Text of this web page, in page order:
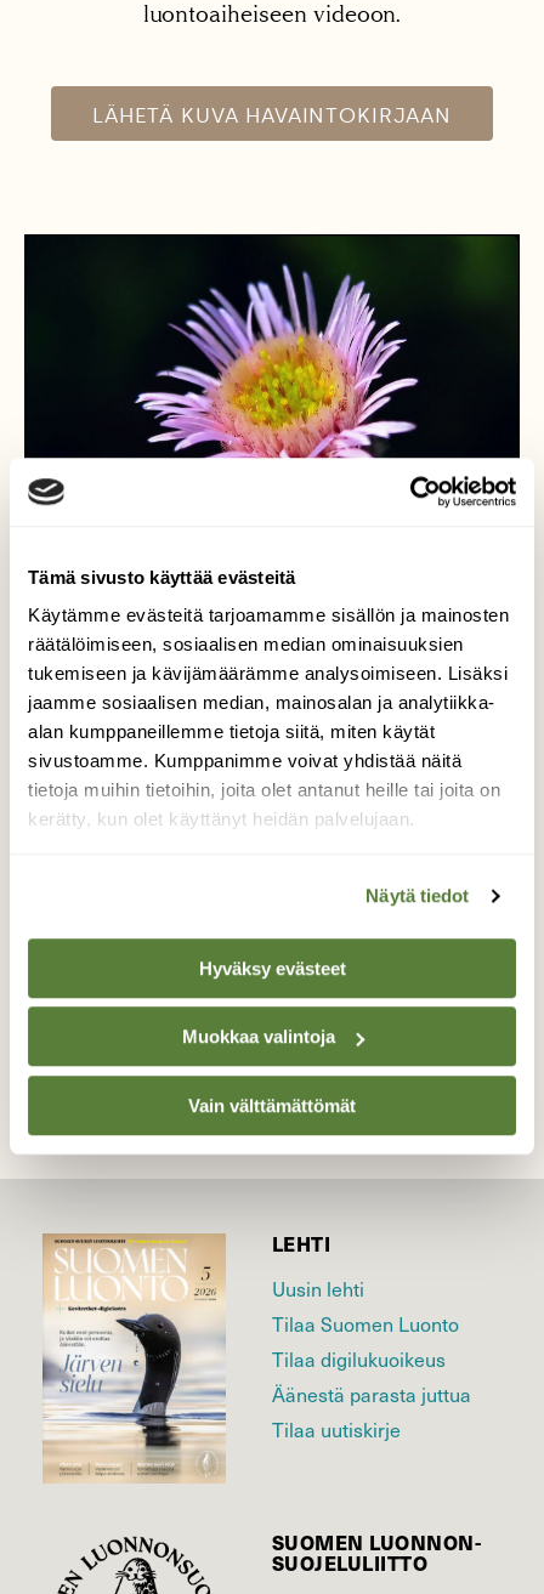
Tämä sivusto käyttää evästeitä
Käytämme evästeitä tarjoamamme sisällön ja mainosten
räätälöimiseen, sosiaalisen median ominaisuuksien
tukemiseen ja kävijämäärämme analysoimiseen. Lisäksi
jaamme sosiaalisen median, mainosalan ja analytiikka-
alan kumppaneillemme tietoja siitä, miten käytät
sivustoamme. Kumppanimme voivat yhdistää näitä
tietoja muihin tietoihin, joita olet antanut heille tai joita on
kerätty, kun olet käyttänyt heidän palvelujaan.
Näytä tiedot
Hyväksy evästeet
Muokkaa valintoja
Vain välttämättömät
luontoaiheiseen videoon.
LÄHETÄ KUVA HAVAINTOKIRJAAN
Pieni hentoinen
Aivan veden rajassa kasvaa pieni ja
hentoinen kasvi, jossa on kymmenkunta
kukkaa. Kuvassa on yksi niistä. Kuvattu
Valokuvaaja: Kari Saarinen, Lempäälä 28.7.2015
LEHTI
Uusin lehti
Tilaa Suomen Luonto
Tilaa digilukuoikeus
Äänestä parasta juttua
Tilaa uutiskirje
SUOMEN LUONNON­
SUOJELU­LIITTO